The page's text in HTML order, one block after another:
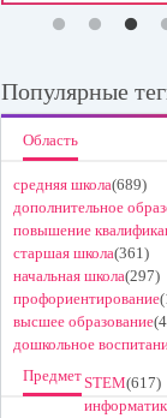
Популярные
Область
средняя школа(689)
дополнительное
повышение
старшая школа(361)
начальная школа(297)
профориентирование
высшее образование
дошкольное
ПредметSTEM(617)